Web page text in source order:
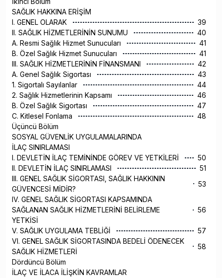
SAĞLIK HAKKINA ERİŞİM
I. GENEL OLARAK
39
II. SAĞLIK HİZMETLERİNİN SUNUMU
40
A. Resmi Sağlık Hizmet Sunucuları
41
B. Özel Sağlık Hizmet Sunucuları
41
III. SAĞLIK HİZMETLERİNİN FİNANSMANI
42
A. Genel Sağlık Sigortası
43
1. Sigortalı Sayılanlar
44
2. Sağlık Hizmetlerinin Kapsamı
46
B. Özel Sağlık Sigortası
47
C. Kitlesel Fonlama
48
Üçüncü Bölüm
SOSYAL GÜVENLİK UYGULAMALARINDA
İLAÇ SINIRLAMASI
I. DEVLETİN İLAÇ TEMİNİNDE GÖREV VE YETKİLERİ
50
II. DEVLETİN İLAÇ SINIRLAMASI
51
III. GENEL SAĞLIK SİGORTASI, SAĞLIK HAKKININ
GÜVENCESİ MİDİR?
53
IV. GENEL SAĞLIK SİGORTASI KAPSAMINDA
SAĞLANAN SAĞLIK HİZMETLERİNİ BELİRLEME
YETKİSİ
56
V. SAĞLIK UYGULAMA TEBLİĞİ
57
VI. GENEL SAĞLIK SİGORTASINDA BEDELİ ÖDENECEK
SAĞLIK HİZMETLERİ
58
Dördüncü Bölüm
İLAÇ VE İLACA İLİŞKİN KAVRAMLAR